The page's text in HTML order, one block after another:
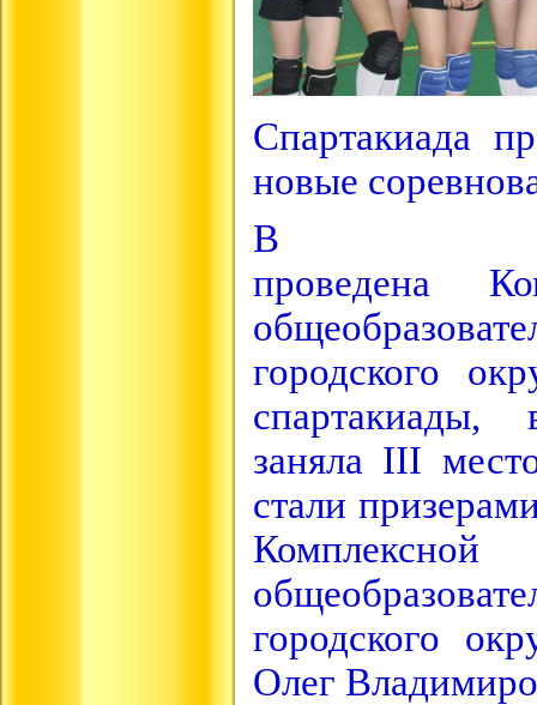
Спартакиада
новые
В
проведена
городского
спартакиады,
заняла III
стали
городского
Олег